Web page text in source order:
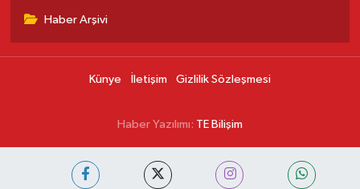
Haber Arşivi
Künye İletişim Gizlilik Sözleşmesi
Haber Yazılımı: TE Bilişim